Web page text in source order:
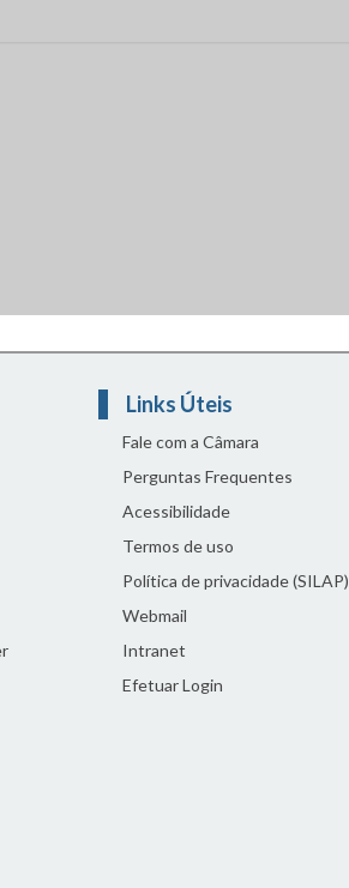
Links Úteis
Fale com a Câmara
Perguntas Frequentes
Acessibilidade
Termos de uso
Política de privacidade (SILAP)
Webmail
Intranet
Efetuar Login